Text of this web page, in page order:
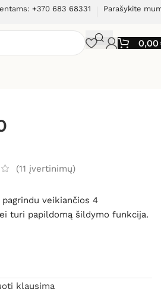
+370 683 68331 Parašykite
0,00
(11 įvertinimų)
veikiančios 4
turi papildomą šildymo funkcija.
klausimą